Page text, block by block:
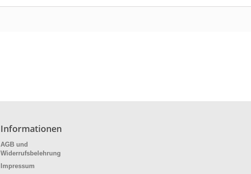
Informationen
AGB und
Widerrufsbelehrung
Impressum